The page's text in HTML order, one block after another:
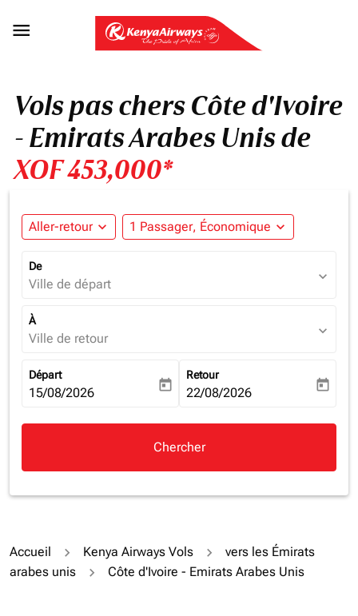

Vols pas chers Côte d'Ivoire
- Emirats Arabes Unis de
XOF 453,000*
Aller-retour expand_more 1 Passager, Économique expand_more
De
Ville de départ expand_more
À
Ville de retour expand_more
Départ
fc-booking-departure-date-aria-label
15/08/2026 today
Retour
fc-booking-return-date-aria-
22/08/2026 today
Chercher
Accueil Kenya Airways Vols
vers les Émirats
arabes unis
Côte d'Ivoire - Emirats Arabes Unis